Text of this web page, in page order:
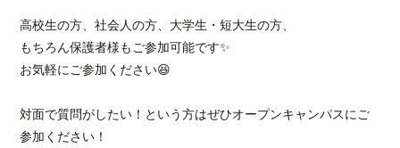
高校生の方、社会人の方、大学生・短大生の方、
もちろん保護者様もご参加可能です✨
お気軽にご参加ください😆
対面で質問がしたい！という方はぜひオープンキャンパスにご
参加ください！